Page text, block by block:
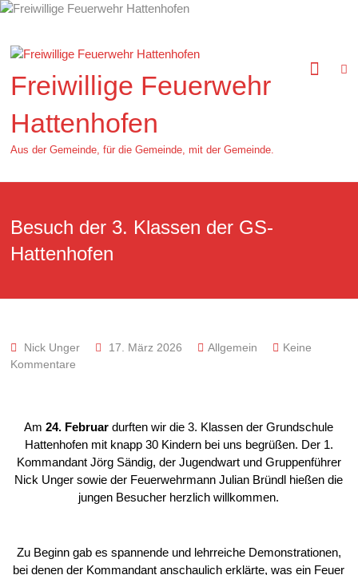
Zum
springen
Freiwillige Feuerwehr
Hattenhofen
Aus der Gemeinde, für die Gemeinde, mit der Gemeinde.
Besuch der 3. Klassen der GS-
Hattenhofen
Nick Unger 17. März 2026 Allgemein
Keine
Kommentare
Am 24. Februar durften wir die 3. Klassen der Grundschule
Hattenhofen mit knapp 30 Kindern bei uns begrüßen. Der 1.
Kommandant Jörg Sändig, der Jugendwart und Gruppenführer
Nick Unger sowie der Feuerwehrmann Julian Bründl hießen die
jungen Besucher herzlich willkommen.
Zu Beginn gab es spannende und lehrreiche Demonstrationen,
bei denen der Kommandant anschaulich erklärte, was ein Feuer